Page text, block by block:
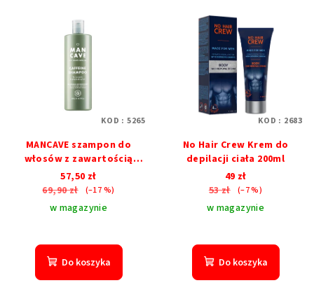
MANCAVE szampon do
włosów z zawartością
kofeiny 500ml
57,50 zł
69,90 zł
(–17 %)
w magazynie
ocena
produktu
wynosi
Do koszyka
KOD : 5265
No Hair Crew Krem do
depilacji ciała 200ml
49 zł
53 zł
(–7 %)
w magazynie
ocena
produktu
wynosi
Do koszyka
KOD : 2683